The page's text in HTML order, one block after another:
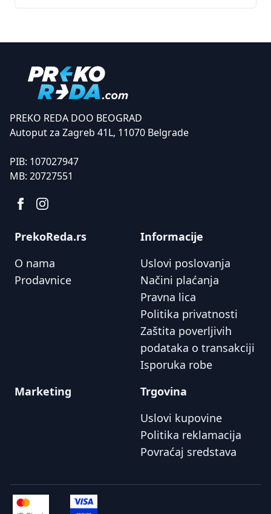
PREKO REDA DOO BEOGRAD
Autoput za Zagreb 41L, 11070 Belgrade
PIB: 107027947
MB: 20727551
PrekoReda.rs
O nama
Prodavnice
Informacije
Uslovi poslovanja
Načini plaćanja
Pravna lica
Politika privatnosti
Zaštita poverljivih
podataka o transakciji
Isporuka robe
Marketing
Trgovina
Uslovi kupovine
Politika reklamacija
Povraćaj sredstava